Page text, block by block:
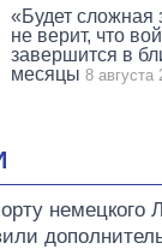
«Будет сложная
не верит, что
завершится в
месяцы 8 августа
немецкого